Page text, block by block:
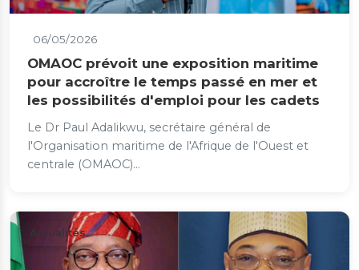
06/05/2026
OMAOC prévoit une exposition maritime
pour accroître le temps passé en mer et
les possibilités d'emploi pour les cadets
Le Dr Paul Adalikwu, secrétaire général de
l'Organisation maritime de l'Afrique de l'Ouest et
centrale (OMAOC)...
Actualités